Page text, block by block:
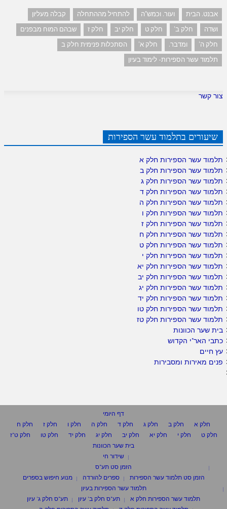
אבנט. הבית ועור. וכמש"ה להתחיל מההתחלה
קבלה מעליון
ושדה
חלק ב' חלק ט חלק יב חלק ז
שבהם המוח מבפנים
חלק ה'
ומדבר. חלק א'
הסתכלות פנימית חלק ב
תלמוד עשר הספירות- לימוד בעיון
צור קשר
שיעורים בתלמוד עשר הספירות
תלמוד עשר הספירות חלק א
תלמוד עשר הספירות חלק ב
תלמוד עשר הספירות חלק ג
תלמוד עשר הספירות חלק ד
תלמוד עשר הספירות חלק ה
תלמוד עשר הספירות חלק ו
תלמוד עשר הספירות חלק ז
תלמוד עשר הספירות חלק ח
תלמוד עשר הספירות חלק ט
תלמוד עשר הספירות חלק י
תלמוד עשר הספירות חלק יא
תלמוד עשר הספירות חלק יב
תלמוד עשר הספירות חלק יג
תלמוד עשר הספירות חלק יד
תלמוד עשר הספירות חלק טו
תלמוד עשר הספירות חלק טז
בית שער הכוונות
כתבי האר"י הקדוש
עץ חיים
פנים מאירות ומסבירות
דף היומי
חלק א
חלק ב חלק ג חלק ד חלק ה חלק ו חלק ז
חלק ח
חלק ט
חלק י חלק יא חלק יב חלק יג חלק יד חלק טו
חלק ט"ז
בית שער הכוונות
שידור חי
הזמן סט תע"ס
הזמן סט תלמוד עשר הספירות
ספרים להורדה
מנוע חיפוש בספרים
תלמוד עשר הספירות בעיון
תלמוד עשר הספירות חלק א
תע"ס חלק ב' עיון
תע"ס חלק ג' עיון